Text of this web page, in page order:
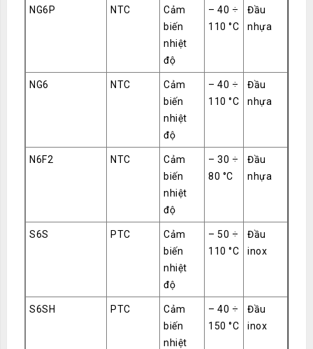
NG6P NTC
Cảm
biến
nhiệt
độ
– 40 ÷
110 °C
Đầu
nhựa
NG6 NTC
Cảm
biến
nhiệt
độ
– 40 ÷
110 °C
Đầu
nhựa
N6F2 NTC
Cảm
biến
nhiệt
độ
– 30 ÷
80 °C
Đầu
nhựa
S6S PTC
Cảm
biến
nhiệt
độ
– 50 ÷
110 °C
Đầu
inox
S6SH PTC
Cảm
biến
nhiệt
– 40 ÷
150 °C
Đầu
inox